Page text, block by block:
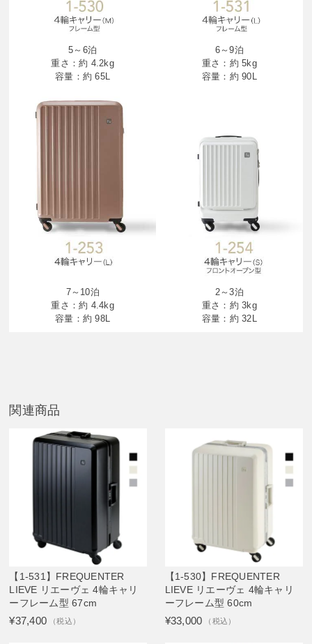
5～6泊
重さ：約 4.2kg
容量：約 65L
6～9泊
重さ：約 5kg
容量：約 90L
7～10泊
重さ：約 4.4kg
容量：約 98L
2～3泊
重さ：約 3kg
容量：約 32L
関連商品
【1-531】FREQUENTER
LIEVE リエーヴェ 4輪キャリ
ーフレーム型 67cm
¥37,400 （税込）
【1-530】FREQUENTER
LIEVE リエーヴェ 4輪キャリ
ーフレーム型 60cm
¥33,000 （税込）